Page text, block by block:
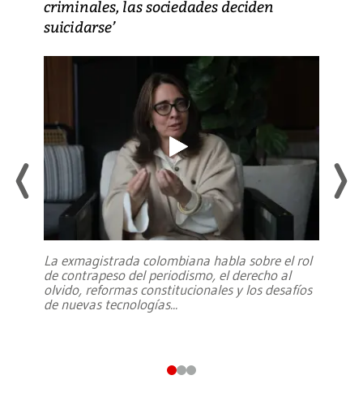
criminales, las sociedades deciden
suicidarse’
La exmagistrada colombiana habla sobre el rol
de contrapeso del periodismo, el derecho al
olvido, reformas constitucionales y los desafíos
de nuevas tecnologías...